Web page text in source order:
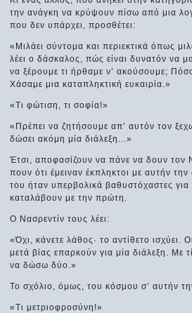
την ανάγκη να κρύψουν πίσω από μια
που δεν υπάρχει, προσθέτει:
«Μιλάει σύντομα και περιεκτικά όπως
λέει ο δάσκαλος, πώς είναι δυνατόν να
να ξέρουμε τι ήρθαμε ν’ ακούσουμε;
Χάσαμε μια καταπληκτική ευκαιρία.»
«Τι φώτιση, τι σοφία!»
«Πρέπει να ζητήσουμε απ’ αυτόν τον
δώσει ακόμη μία διάλεξη...»
Έτσι, αποφασίζουν να πάνε να δουν τον
πουν ότι έμειναν έκπληκτοι με αυτήν
του ήταν υπερβολικά βαθυστόχαστες
καταλάβουν με την πρώτη.
Ο Νασρεντίν τους λέει:
«Όχι, κάνετε λάθος· το αντίθετο ισχύει.
μετά βίας επαρκούν για μία διάλεξη. Με
να δώσω δύο.»
Το σχόλιο, όμως, του κόσμου σ’ αυτήν
«Τι μετριοφροσύνη!»